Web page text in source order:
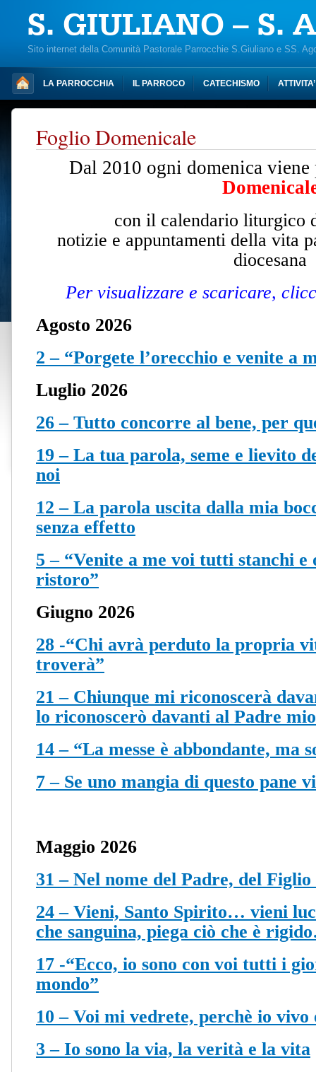
S. GIULIANO – S.
Sito internet della Comunità Pastorale Parrocchie S.Giuliano e SS.
LA PARROCCHIA IL PARROCO CATECHISMO
Foglio Domenicale
Dal 2010 ogni domenica
con il calendario liturgico
notizie e appuntamenti della vita
diocesana
Per visualizzare e scaricare,
Agosto 2026
2 – “Porgete l’orecchio e venite a
Luglio 2026
26 – Tutto concorre al bene, per
19 – La tua parola, seme e lievito
noi
12 – La parola uscita dalla mia
senza effetto
5 – “Venite a me voi tutti stanchi e
ristoro”
Giugno 2026
28 -“Chi avrà perduto la propria
troverà”
21 – Chiunque mi riconoscerà
lo riconoscerò davanti al Padre
14 – “La messe è abbondante, ma
7 – Se uno mangia di questo pane
Maggio 2026
31 – Nel nome del Padre, del
24 – Vieni, Santo Spirito… vieni
che sanguina, piega ciò che è
17 -“Ecco, io sono con voi tutti i
mondo”
10 – Voi mi vedrete, perchè io
3 – Io sono la via, la verità e la vita